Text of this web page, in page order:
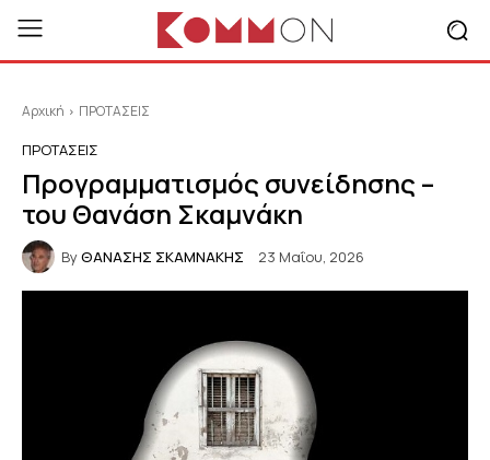
Αρχική ΠΡΟΤΑΣΕΙΣ
ΠΡΟΤΑΣΕΙΣ
Προγραμματισμός συνείδησης –
του Θανάση Σκαμνάκη
ByΘΑΝΑΣΗΣ ΣΚΑΜΝΑΚΗΣ 23 Μαΐου, 2026